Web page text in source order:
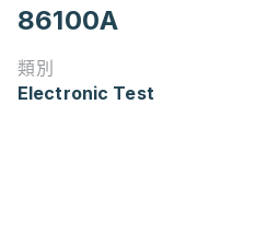
86100A
類別
Electronic Test